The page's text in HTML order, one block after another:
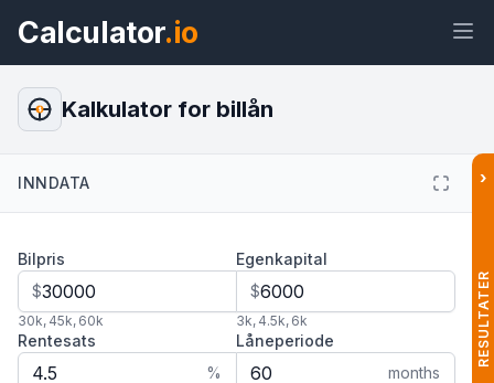
Calculator.io
Forhåndsvisning Kalkulator for billån
Widget
$ Kalkulator for billån
INNDATA
Bilpris
$
30k, 45k, 60k
Egenkapital
$
3k, 4.5k, 6k
Rentesats
%
Låneperiode
months
›
RESULTATER